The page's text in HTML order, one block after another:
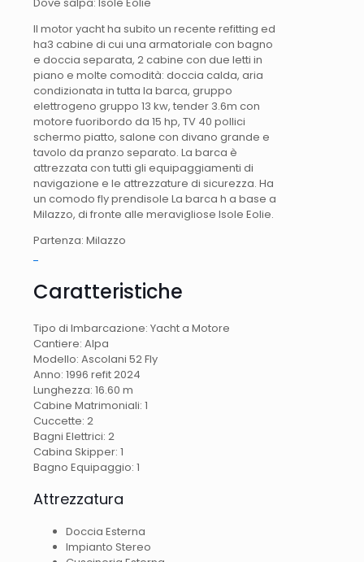
Il motor yacht ha subito un recente refitting ed
ha3 cabine di cui una armatoriale con bagno
e doccia separata, 2 cabine con due letti in
piano e molte comodità: doccia calda, aria
condizionata in tutta la barca, gruppo
elettrogeno gruppo 13 kw, tender 3.6m con
motore fuoribordo da 15 hp, TV 40 pollici
schermo piatto, salone con divano grande e
tavolo da pranzo separato. La barca è
attrezzata con tutti gli equipaggiamenti di
navigazione e le attrezzature di sicurezza. Ha
un comodo fly prendisole La barca h a base a
Milazzo, di fronte alle meravigliose Isole Eolie.
Partenza: Milazzo
Caratteristiche
Tipo di Imbarcazione: Yacht a Motore
Cantiere: Alpa
Modello: Ascolani 52 Fly
Anno: 1996 refit 2024
Lunghezza: 16.60 m
Cabine Matrimoniali: 1
Cuccette: 2
Bagni Elettrici: 2
Cabina Skipper: 1
Bagno Equipaggio: 1
Attrezzatura
Doccia Esterna
Impianto Stereo